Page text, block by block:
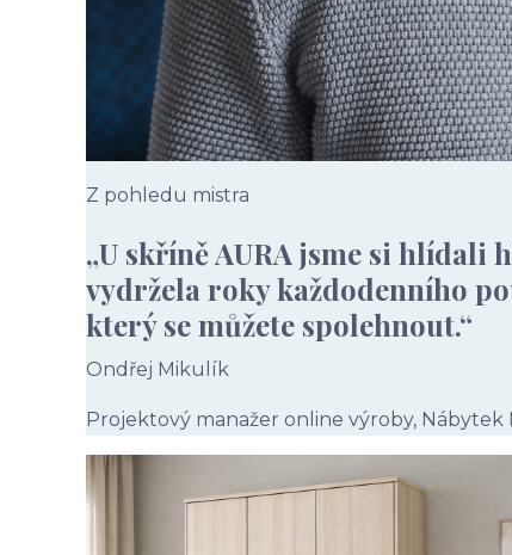
Z pohledu mistra
„U skříně AURA jsme si hlídali
vydržela roky každodenního
který se můžete spolehnout.“
Ondřej Mikulík
Projektový manažer online výroby,